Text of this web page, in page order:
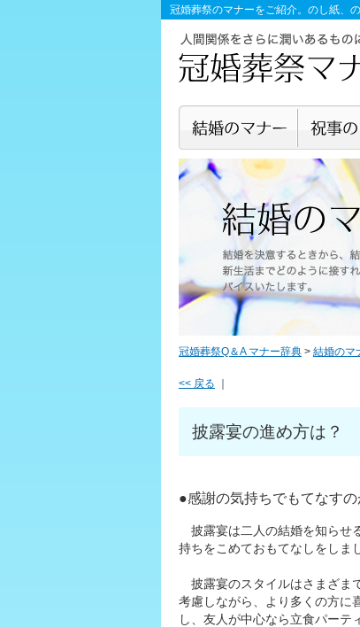
冠婚葬祭のマナーをご紹介。のし紙、
冠婚葬祭Q＆A マナー辞典 > 結婚のマ
<< 戻る ｜
披露宴の進め方は？
●感謝の気持ちでもてなす
披露宴は二人の結婚を知らせ
持ちをこめておもてなしをしま
披露宴のスタイルはさまざま
考慮しながら、より多くの方に
し、友人が中心なら立食パーテ